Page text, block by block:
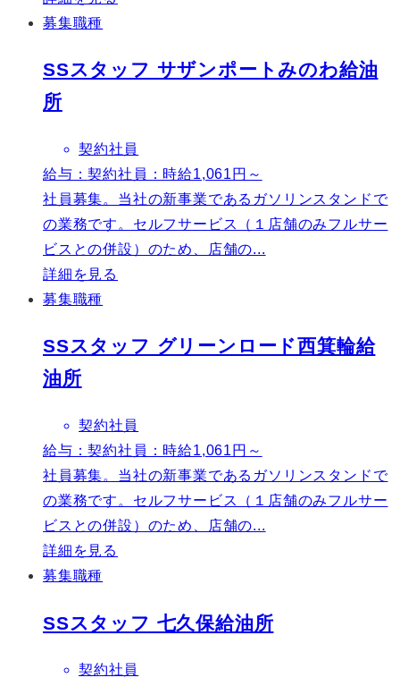
募集職種
SSスタッフ サザンポートみのわ給油
所
契約社員
給与：契約社員：時給1,061円～
社員募集。当社の新事業であるガソリンスタンドで
の業務です。セルフサービス（１店舗のみフルサー
ビスとの併設）のため、店舗の...
詳細を見る
募集職種
SSスタッフ グリーンロード西箕輪給
油所
契約社員
給与：契約社員：時給1,061円～
社員募集。当社の新事業であるガソリンスタンドで
の業務です。セルフサービス（１店舗のみフルサー
ビスとの併設）のため、店舗の...
詳細を見る
募集職種
SSスタッフ 七久保給油所
契約社員